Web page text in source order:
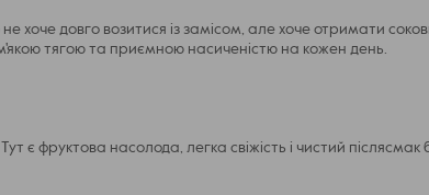
хоче довго возитися із замісом, але хоче отримати
тягою та приємною насиченістю на кожен день.
є фруктова насолода, легка свіжість і чистий